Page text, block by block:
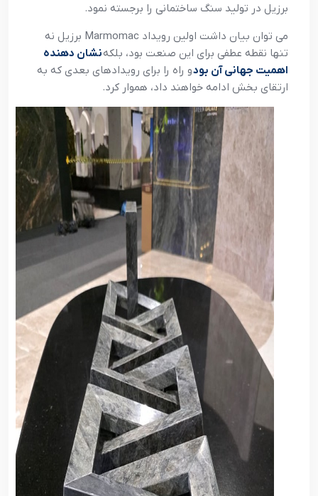
برزیل در تولید سنگ ساختمانی را برجسته نمود.
می توان بیان داشت اولین رویداد Marmomac برزیل نه
تنها نقطه عطفی برای این صنعت بود، بلکهنشان دهنده
اهمیت جهانی آن بودو راه را برای رویدادهای بعدی که به
ارتقای بخش ادامه خواهند داد، هموار کرد.